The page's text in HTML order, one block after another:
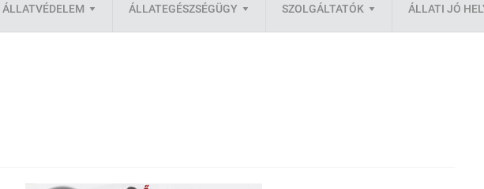
ÁLLATVÉDELEM ÁLLATEGÉSZSÉGÜGY SZOLGÁLTATÓK ÁLLATI JÓ